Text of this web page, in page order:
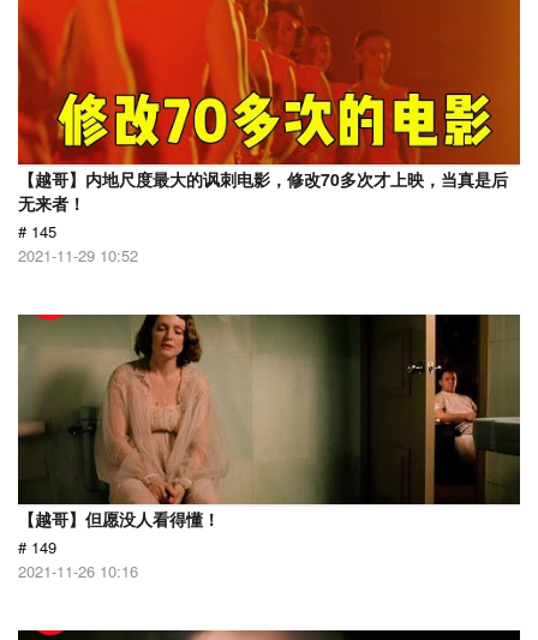
【越哥】内地尺度最大的讽刺电影，修改70多次才上映，当真是后
无来者！
# 145
2021-11-29 10:52
【越哥】但愿没人看得懂！
# 149
2021-11-26 10:16